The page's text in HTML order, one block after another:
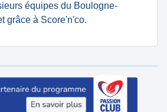
équipes du Boulogne-
grâce à Score'n'co.